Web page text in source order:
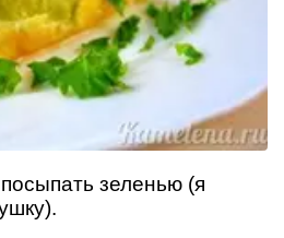
зеленью (я